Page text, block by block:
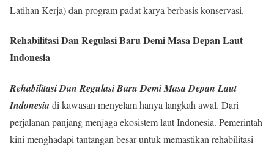
Latihan Kerja) dan program padat karya berbasis konservasi.
Rehabilitasi Dan Regulasi Baru Demi Masa Depan Laut
Indonesia
Rehabilitasi Dan Regulasi Baru Demi Masa Depan Laut
Indonesiadi kawasan menyelam hanya langkah awal. Dari
perjalanan panjang menjaga ekosistem laut Indonesia. Pemerintah
kini menghadapi tantangan besar untuk memastikan rehabilitasi